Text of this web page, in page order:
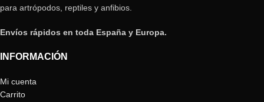
para artrópodos, reptiles y anfibios.
Envíos rápidos en toda España y Europa.
INFORMACIÓN
Mi cuenta
Carrito